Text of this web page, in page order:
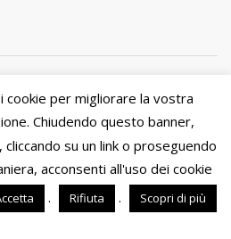
e i prezzi dei prodotti. Al
perfezionare l'acquisto. Ci
ti preghiamo di visitare il sito fra
giorno.
Ignora
cookie per migliorare la vostra
Chiudendo questo banner,
su un link o proseguendo
acconsenti all'uso dei cookie
. Rifiuta . Scopri di più